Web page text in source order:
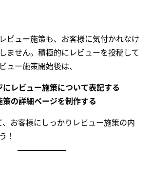
ビュー施策も、お客様に気付かれなけ
ません。積極的にレビューを投稿して
ュー施策開始後は、
にレビュー施策について表記する
策の詳細ページを制作する
、お客様にしっかりレビュー施策の内
！